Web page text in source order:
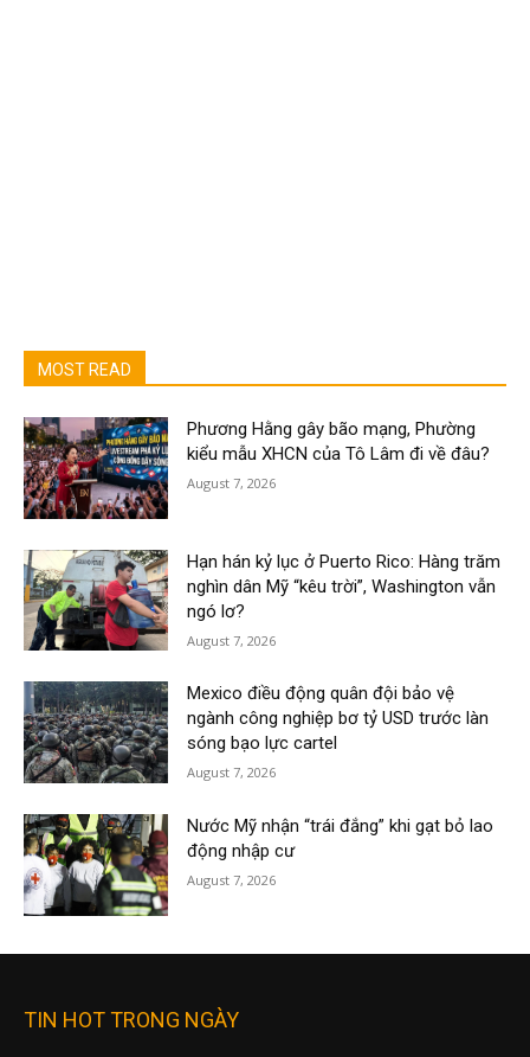
MOST READ
Phương Hằng gây bão mạng, Phường
kiểu mẫu XHCN của Tô Lâm đi về đâu?
August 7, 2026
Hạn hán kỷ lục ở Puerto Rico: Hàng trăm
nghìn dân Mỹ “kêu trời”, Washington vẫn
ngó lơ?
August 7, 2026
Mexico điều động quân đội bảo vệ
ngành công nghiệp bơ tỷ USD trước làn
sóng bạo lực cartel
August 7, 2026
Nước Mỹ nhận “trái đắng” khi gạt bỏ lao
động nhập cư
August 7, 2026
TIN HOT TRONG NGÀY